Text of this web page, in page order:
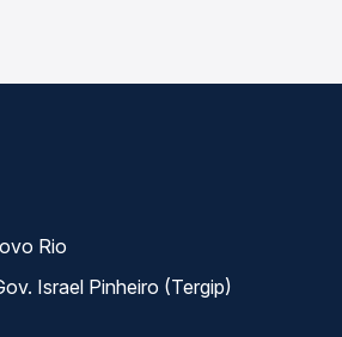
Rio
Israel Pinheiro (Tergip)